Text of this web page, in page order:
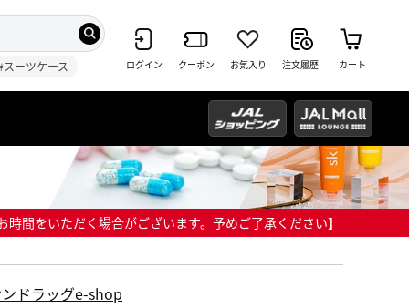
スーツケース ログイン クーポン お気入り 注文履歴 カート
間をいただく場合がございます。予めご了承ください】
ドラッグe-shop